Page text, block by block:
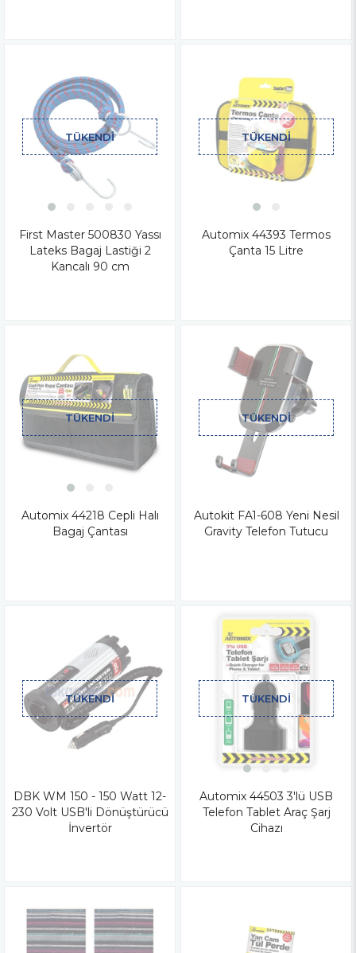
TÜKENDI
First Master 500830 Yassı
Lateks Bagaj Lastiği 2
Kancalı 90 cm
TÜKENDI
Automix 44393 Termos
Çanta 15 Litre
TÜKENDI
Automix 44218 Cepli Halı
Bagaj Çantası
TÜKENDI
Autokit FA1-608 Yeni Nesil
Gravity Telefon Tutucu
TÜKENDI
DBK WM 150 - 150 Watt 12-
230 Volt USB'li Dönüştürücü
İnvertör
TÜKENDI
Automix 44503 3'lü USB
Telefon Tablet Araç Şarj
Cihazı